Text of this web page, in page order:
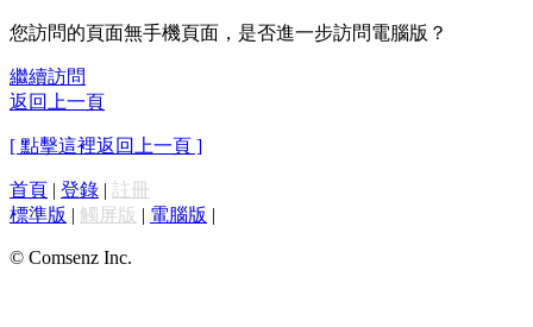
您訪問的頁面無手機頁面，是否進一步訪問電腦版？
繼續訪問
返回上一頁
[ 點擊這裡返回上一頁 ]
首頁 | 登錄 | 註冊
標準版 | 觸屏版 | 電腦版 |
© Comsenz Inc.